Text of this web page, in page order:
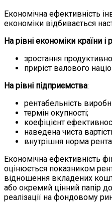
Економічна ефективність
економіки відбивається
На рівні економіки країни і
зростання
приріст валового
На рівні підприємства:
рентабельність
термін окупності;
коефіцієнт
наведена чиста
внутрішня норма
Економічна ефективність
оцінюється показником
відношення вкладених
або окремий цінний папір
реалізації на фондовому